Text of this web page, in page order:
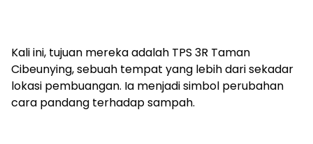
Kali ini, tujuan mereka adalah TPS 3R Taman
Cibeunying, sebuah tempat yang lebih dari sekadar
lokasi pembuangan. Ia menjadi simbol perubahan
cara pandang terhadap sampah.